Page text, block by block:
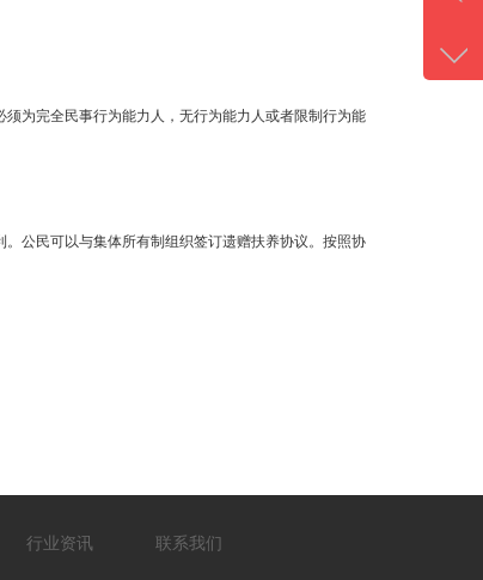
为完全民事行为能力人，无行为能力人或者限制行为能
公民可以与集体所有制组织签订遗赠扶养协议。按照协
行业资讯 联系我们